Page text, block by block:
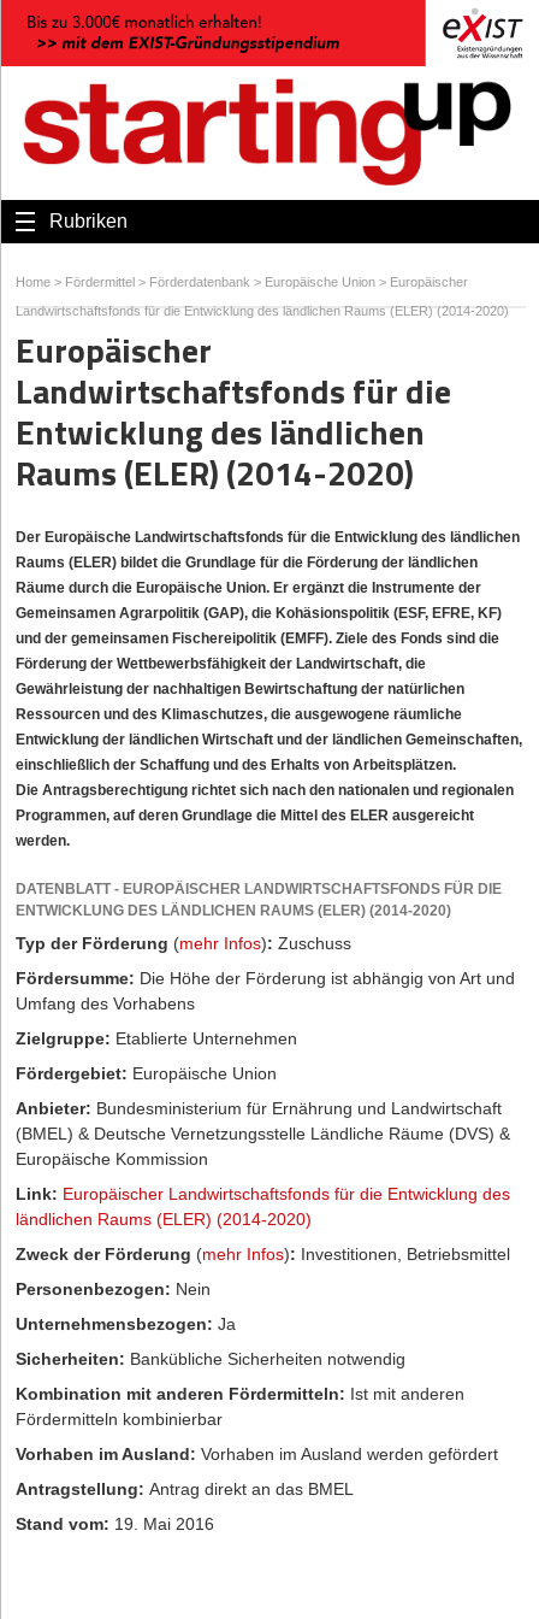
Rubriken
Home > Fördermittel > Förderdatenbank > Europäische Union > Europäischer
Landwirtschaftsfonds für die Entwicklung des ländlichen Raums (ELER) (2014-2020)
Europäischer
Landwirtschaftsfonds für die
Entwicklung des ländlichen
Raums (ELER) (2014-2020)
Der Europäische Landwirtschaftsfonds für die Entwicklung des ländlichen
Raums (ELER) bildet die Grundlage für die Förderung der ländlichen
Räume durch die Europäische Union. Er ergänzt die Instrumente der
Gemeinsamen Agrarpolitik (GAP), die Kohäsionspolitik (ESF, EFRE, KF)
und der gemeinsamen Fischereipolitik (EMFF). Ziele des Fonds sind die
Förderung der Wettbewerbsfähigkeit der Landwirtschaft, die
Gewährleistung der nachhaltigen Bewirtschaftung der natürlichen
Ressourcen und des Klimaschutzes, die ausgewogene räumliche
Entwicklung der ländlichen Wirtschaft und der ländlichen Gemeinschaften,
einschließlich der Schaffung und des Erhalts von Arbeitsplätzen.
Die Antragsberechtigung richtet sich nach den nationalen und regionalen
Programmen, auf deren Grundlage die Mittel des ELER ausgereicht
werden.
DATENBLATT - EUROPÄISCHER LANDWIRTSCHAFTSFONDS FÜR DIE
ENTWICKLUNG DES LÄNDLICHEN RAUMS (ELER) (2014-2020)
Typ der Förderung (mehr Infos): Zuschuss
Fördersumme: Die Höhe der Förderung ist abhängig von Art und
Umfang des Vorhabens
Zielgruppe: Etablierte Unternehmen
Fördergebiet: Europäische Union
Anbieter: Bundesministerium für Ernährung und Landwirtschaft
(BMEL) & Deutsche Vernetzungsstelle Ländliche Räume (DVS) &
Europäische Kommission
Link: Europäischer Landwirtschaftsfonds für die Entwicklung des
ländlichen Raums (ELER) (2014-2020)
Zweck der Förderung (mehr Infos): Investitionen, Betriebsmittel
Personenbezogen: Nein
Unternehmensbezogen: Ja
Sicherheiten: Bankübliche Sicherheiten notwendig
Kombination mit anderen Fördermitteln: Ist mit anderen
Fördermitteln kombinierbar
Vorhaben im Ausland: Vorhaben im Ausland werden gefördert
Antragstellung: Antrag direkt an das BMEL
Stand vom: 19. Mai 2016